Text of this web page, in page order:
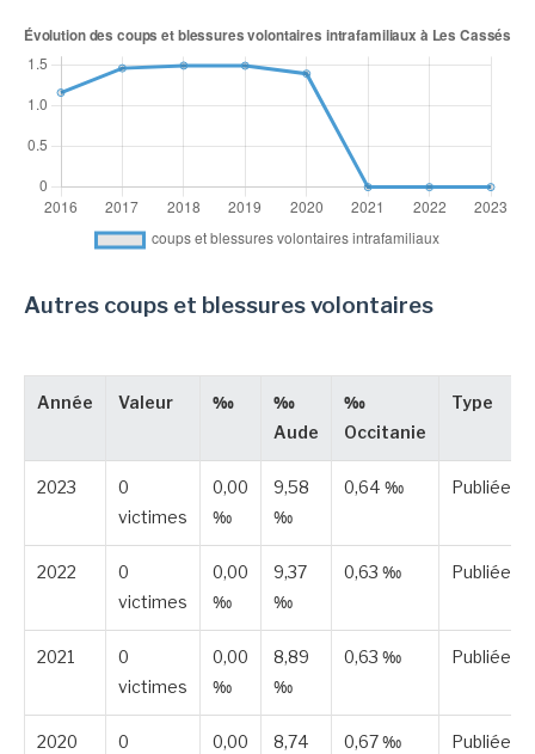
Autres coups et blessures volontaires
Année Valeur ‰
‰
Aude
‰
Occitanie
Type
2023
0
victimes
0,00
‰
9,58
‰
0,64 ‰ Publiée
2022
0
victimes
0,00
‰
9,37
‰
0,63 ‰ Publiée
2021
0
victimes
0,00
‰
8,89
‰
0,63 ‰ Publiée
2020
0
0,00
8,74
0,67 ‰ Publiée